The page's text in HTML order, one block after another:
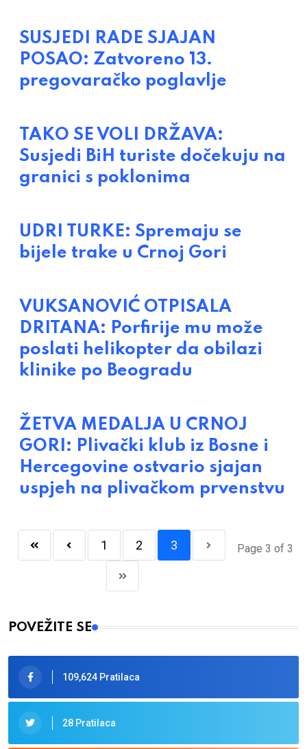
SUSJEDI RADE SJAJAN
POSAO: Zatvoreno 13.
pregovaračko poglavlje
TAKO SE VOLI DRŽAVA:
Susjedi BiH turiste dočekuju na
granici s poklonima
UDRI TURKE: Spremaju se
bijele trake u Crnoj Gori
VUKSANOVIĆ OTPISALA
DRITANA: Porfirije mu može
poslati helikopter da obilazi
klinike po Beogradu
ŽETVA MEDALJA U CRNOJ
GORI: Plivački klub iz Bosne i
Hercegovine ostvario sjajan
uspjeh na plivačkom prvenstvu
Page 3 of 3
1 2 3
POVEŽITE SE
109,624 Pratilaca
28 Pratilaca